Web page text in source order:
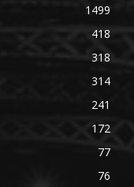
1499
418
318
314
241
172
77
76